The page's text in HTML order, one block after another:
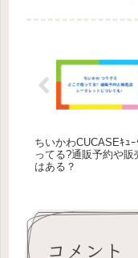
ちいかわCUCASEｷｭ
ってる?通販予約や販
はある？
コメント